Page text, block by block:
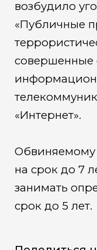
возбудило
«Публичные
совершенные
«Интернет».
Обвиняемому
на срок до 7
занимать
срок до 5 лет.